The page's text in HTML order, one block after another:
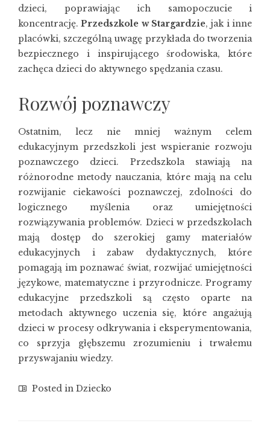
dzieci, poprawiając ich samopoczucie i
koncentrację.Przedszkole w Stargardzie, jak i inne
placówki, szczególną uwagę przykłada do tworzenia
bezpiecznego i inspirującego środowiska, które
zachęca dzieci do aktywnego spędzania czasu.
Rozwój poznawczy
Ostatnim, lecz nie mniej ważnym celem
edukacyjnym przedszkoli jest wspieranie rozwoju
poznawczego dzieci. Przedszkola stawiają na
różnorodne metody nauczania, które mają na celu
rozwijanie ciekawości poznawczej, zdolności do
logicznego myślenia oraz umiejętności
rozwiązywania problemów. Dzieci w przedszkolach
mają dostęp do szerokiej gamy materiałów
edukacyjnych i zabaw dydaktycznych, które
pomagają im poznawać świat, rozwijać umiejętności
językowe, matematyczne i przyrodnicze. Programy
edukacyjne przedszkoli są często oparte na
metodach aktywnego uczenia się, które angażują
dzieci w procesy odkrywania i eksperymentowania,
co sprzyja głębszemu zrozumieniu i trwałemu
przyswajaniu wiedzy.
Posted in Dziecko